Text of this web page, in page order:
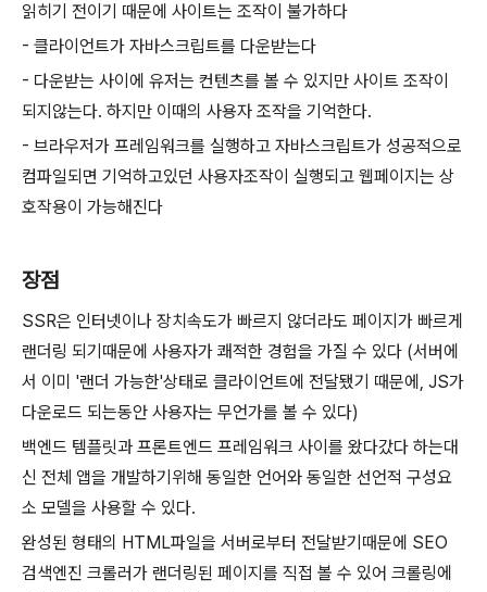
읽히기 전이기 때문에 사이트는 조작이 불가하다
- 클라이언트가 자바스크립트를 다운받는다
- 다운받는 사이에 유저는 컨텐츠를 볼 수 있지만 사이트 조작이
되지않는다. 하지만 이때의 사용자 조작을 기억한다.
- 브라우저가 프레임워크를 실행하고 자바스크립트가 성공적으로
컴파일되면 기억하고있던 사용자조작이 실행되고 웹페이지는 상
호작용이 가능해진다
장점
SSR은 인터넷이나 장치속도가 빠르지 않더라도 페이지가 빠르게
랜더링 되기때문에 사용자가 쾌적한 경험을 가질 수 있다 (서버에
서 이미 '랜더 가능한'상태로 클라이언트에 전달됐기 때문에, JS가
다운로드 되는동안 사용자는 무언가를 볼 수 있다)
백엔드 템플릿과 프론트엔드 프레임워크 사이를 왔다갔다 하는대
신 전체 앱을 개발하기위해 동일한 언어와 동일한 선언적 구성요
소 모델을 사용할 수 있다.
완성된 형태의 HTML파일을 서버로부터 전달받기때문에 SEO
검색엔진 크롤러가 랜더링된 페이지를 직접 볼 수 있어 크롤링에